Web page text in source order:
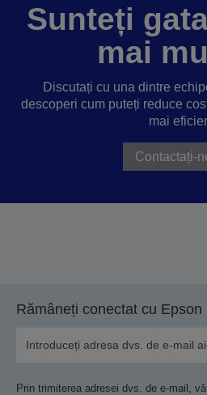
Sunteți
mai
Discutați cu una dintre
descoperi cum puteți reduce
mai
Contactați-
Rămâneți conectat cu Epson
Prin trimiterea adresei dvs. de e-mail,